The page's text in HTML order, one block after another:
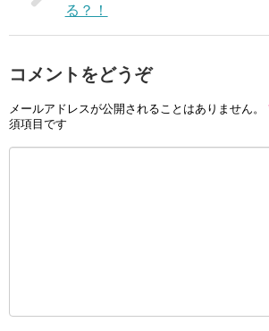
る？！
コメントをどうぞ
メールアドレスが公開されることはありません。
須項目です